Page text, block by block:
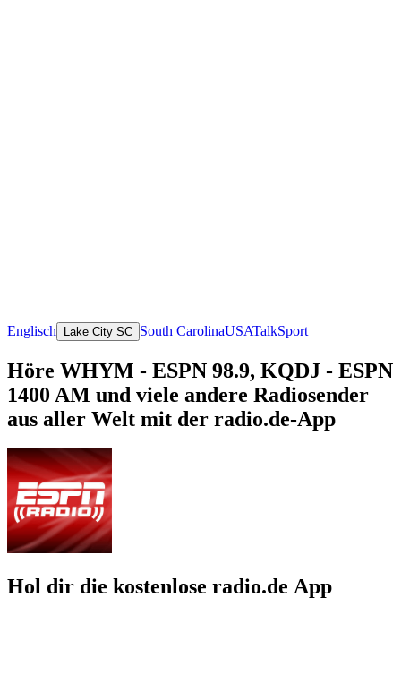
Englisch Lake City SC South CarolinaUSATalkSport
Höre WHYM - ESPN 98.9, KQDJ - ESPN
1400 AM und viele andere Radiosender
aus aller Welt mit der radio.de-App
Hol dir die kostenlose radio.de App